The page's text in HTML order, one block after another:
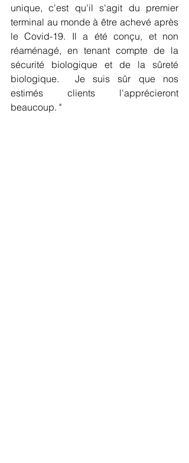
unique, c'est qu'il s'agit du premier
terminal au monde à être achevé après
le Covid-19. Il a été conçu, et non
réaménagé, en tenant compte de la
sécurité biologique et de la sûreté
biologique.  Je suis sûr que nos
estimés clients l'apprécieront
beaucoup. "